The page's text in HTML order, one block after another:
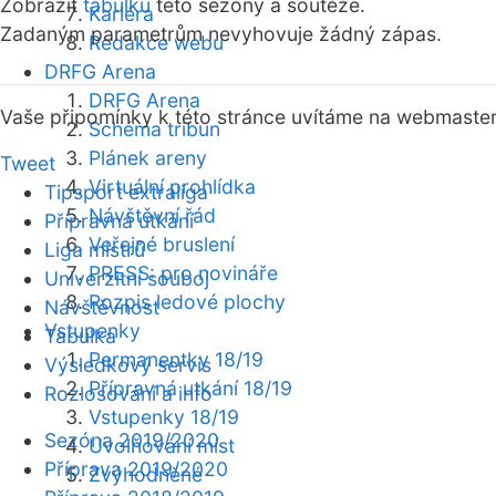
Kariéra
Redakce webu
DRFG Arena
DRFG Arena
Schéma tribun
Plánek areny
Virtuální prohlídka
Návštěvní řád
Veřejné bruslení
PRESS: pro novináře
Rozpis ledové plochy
Vstupenky
Permanentky 18/19
Přípravná utkání 18/19
Vstupenky 18/19
Uvolňování míst
Zvýhodněné
Zobrazit tabulku této sezóny a soutěže.
Zadaným parametrům nevyhovuje žádný zápas.
Vaše připomínky k této stránce uvítáme na webmaster
Tweet
Tipsport extraliga
Přípravná utkání
Liga mistrů
Univerzitní souboj
Návštěvnost
Tabulka
Výsledkový servis
Rozlosování a info
Sezóna 2019/2020
Příprava 2019/2020